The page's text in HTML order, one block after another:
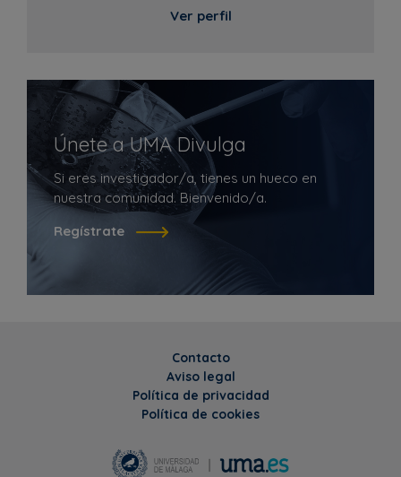
Ver perfil
Únete a UMA Divulga
Si eres investigador/a, tienes un hueco en
nuestra comunidad. Bienvenido/a.
Regístrate
Contacto
Aviso legal
Política de privacidad
Política de cookies